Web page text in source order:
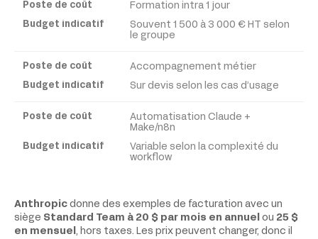
Formation intra 1 jour
Souvent 1 500 à 3 000 € HT selon
le groupe
Accompagnement métier
Sur devis selon les cas d’usage
Automatisation Claude +
Make/n8n
Variable selon la complexité du
workflow
Anthropic donne des exemples de facturation avec un
siège Standard Team à 20 $ par mois en annuel ou 25 $
en mensuel , hors taxes. Les prix peuvent changer, donc il